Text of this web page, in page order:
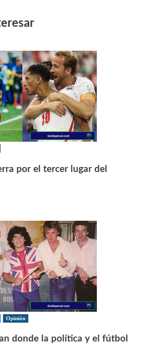
por el tercer lugar del
Opinión
donde la política y el fútbol